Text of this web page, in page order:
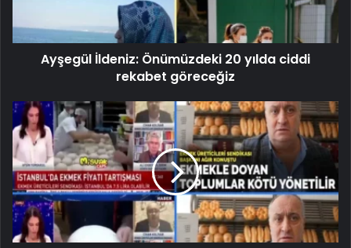
Ayşegül İldeniz: Önümüzdeki 20 yılda ciddi
rekabet göreceğiz